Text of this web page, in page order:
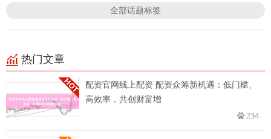
全部话题标签
热门文章
配资官网线上配资 配资众筹新机遇：低门槛、
高效率，共创财富增
234